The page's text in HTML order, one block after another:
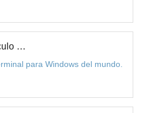
…
para Windows del mundo.